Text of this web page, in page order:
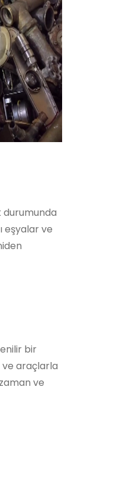
durumunda
eşyalar ve
bir
ve araçlarla
ve